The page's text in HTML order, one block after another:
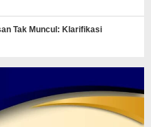
Tak Muncul: Klarifikasi